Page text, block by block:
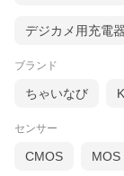
デジカメ用充電器
ブランド
ちゃいなび
センサー
CMOS MOS